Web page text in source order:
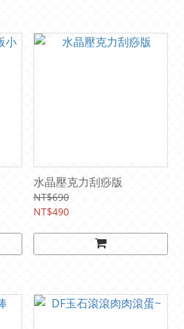
水晶壓克力刮痧版
NT$690
NT$490